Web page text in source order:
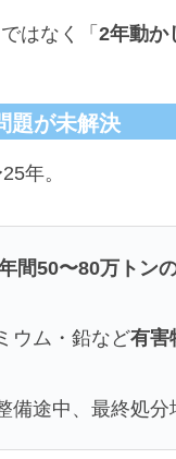
はなく「 2年動か
題が未解決
年。
間50〜80万トン
ウム・鉛など有害
備途中、最終処分